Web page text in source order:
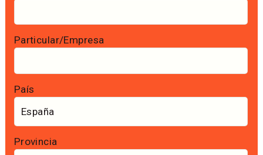
Particular/Empresa
País
Provincia